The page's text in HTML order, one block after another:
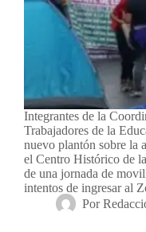
Integrantes de la
Trabajadores de la
nuevo plantón sobre la
el Centro Histórico de
de una jornada de
intentos de ingresar al
Por